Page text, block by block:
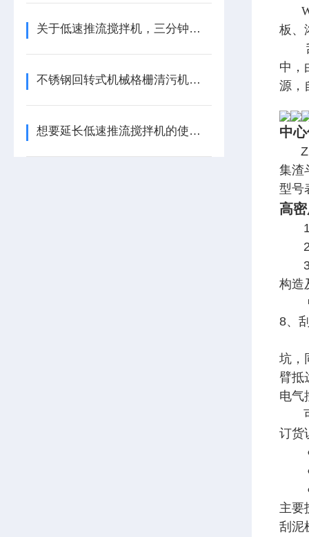
关于低速推流搅拌机，三分钟您就懂
不锈钢回转式机械格栅清污机使用部位
想要延长低速推流搅拌机的使用寿命就应这样做
板、
刮
中，
源，
中
集渣
型号
高
1）
2
3）
构造
中
8、
坑，
臂抵
电气
可
订货
● 1
● 2
● 3
主要
刮泥